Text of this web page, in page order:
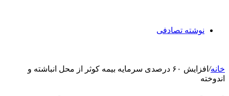
نوشته تصادفی
خانه/
افزایش ۶۰ درصدی سرمایه بیمه کوثر از محل انباشته و
اندوخته